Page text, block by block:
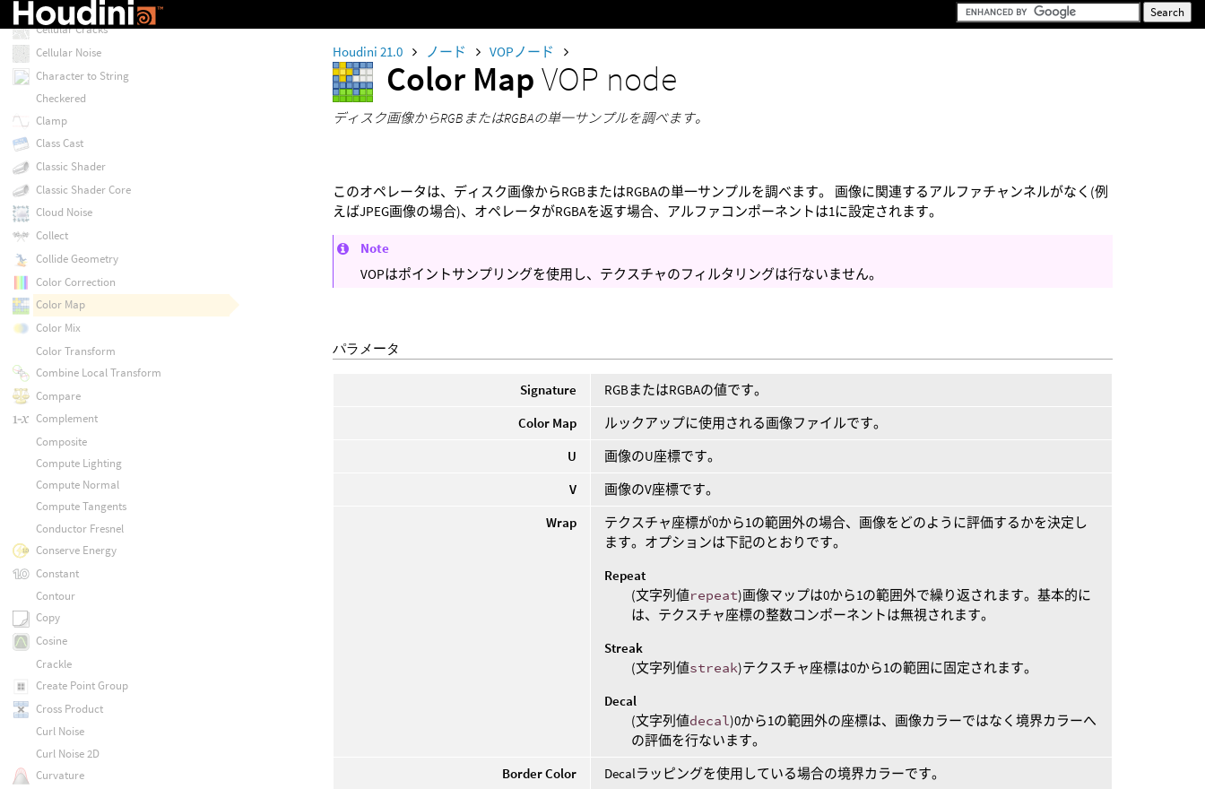
Houdini 21.0 ノード VOPノード
Color MapVOP node
ディスク画像からRGBまたはRGBAの単一サンプルを調べます。
このオペレータは、ディスク画像からRGBまたはRGBAの単一サンプルを調べます。 画像に関連するアルファチャンネルがなく(例
えばJPEG画像の場合)、オペレータがRGBAを返す場合、アルファコンポーネントは1に設定されます。
Note
VOPはポイントサンプリングを使用し、テクスチャのフィルタリングは行ないません。
パラメータ
Signature
RGBまたはRGBAの値です。
Color Map
ルックアップに使用される画像ファイルです。
U
画像のU座標です。
V
画像のV座標です。
Wrap
テクスチャ座標が0から1の範囲外の場合、画像をどのように評価するかを決定し
ます。オプションは下記のとおりです。
Repeat
(文字列値repeat)画像マップは0から1の範囲外で繰り返されます。基本的に
は、テクスチャ座標の整数コンポーネントは無視されます。
Streak
(文字列値streak)テクスチャ座標は0から1の範囲に固定されます。
Decal
(文字列値decal)0から1の範囲外の座標は、画像カラーではなく境界カラーへ
の評価を行ないます。
Border Color
Decalラッピングを使用している場合の境界カラーです。
Ceiling
Cellular Cracks
Cellular Noise
Character to String
Checkered
Clamp
Class Cast
Classic Shader
Classic Shader Core
Cloud Noise
Collect
Collide Geometry
Color Correction
Color Map
Color Mix
Color Transform
Combine Local Transform
Compare
Complement
Composite
Compute Lighting
Compute Normal
Compute Tangents
Conductor Fresnel
Conserve Energy
Constant
Contour
Copy
Cosine
Crackle
Create Point Group
Cross Product
Curl Noise
Curl Noise 2D
Curvature